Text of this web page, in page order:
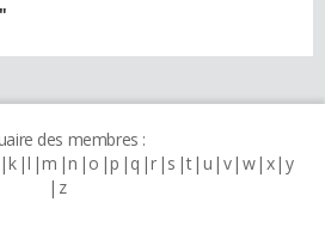
des membres :
k l m n o p q r s t u v w x y
z